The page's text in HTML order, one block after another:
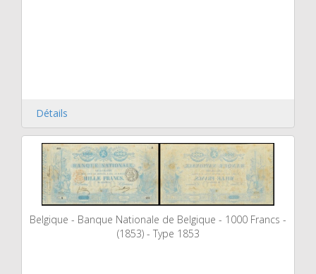
Détails
Belgique - Banque Nationale de Belgique - 1000 Francs -
(1853) - Type 1853